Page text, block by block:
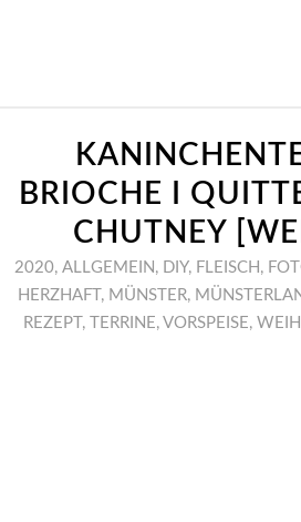
BRIOCHE I
CHUTNEY
2020, ALLGEMEIN , DIY, FLEISCH ,
HERZHAFT , MÜNSTER,
REZEPT , TERRINE, VORSPEISE,